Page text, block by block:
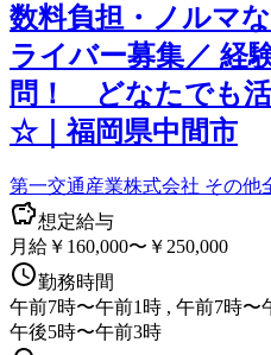
数料負担・ノルマ
ライバー募集／ 経
問！ どなたでも
☆｜福岡県中間市
第一交通産業株式会社 その他
想定給与
月給￥160,000〜￥250,000
勤務時間
午前7時〜午前1時 , 午前7時〜
午後5時〜午前3時